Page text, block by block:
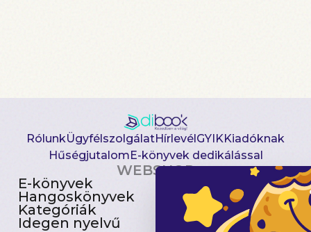
RólunkÜgyfélszolgálatHírlevélGYIKKiadóknak
HűségjutalomE-könyvek dedikálással
WEBSHOP
E-könyvek
Hangoskönyvek
Kategóriák
Idegen nyelvű
Csomagajánlatok
Akciósak
Előjegyezhetők
Újdonságok